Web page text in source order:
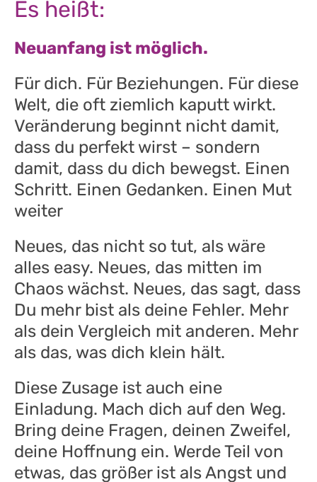
Es heißt:
Neuanfang ist möglich.
Für dich. Für Beziehungen. Für diese
Welt, die oft ziemlich kaputt wirkt.
Veränderung beginnt nicht damit,
dass du perfekt wirst – sondern
damit, dass du dich bewegst. Einen
Schritt. Einen Gedanken. Einen Mut
weiter
Neues, das nicht so tut, als wäre
alles easy. Neues, das mitten im
Chaos wächst. Neues, das sagt, dass
Du mehr bist als deine Fehler. Mehr
als dein Vergleich mit anderen. Mehr
als das, was dich klein hält.
Diese Zusage ist auch eine
Einladung. Mach dich auf den Weg.
Bring deine Fragen, deinen Zweifel,
deine Hoffnung ein. Werde Teil von
etwas, das größer ist als Angst und